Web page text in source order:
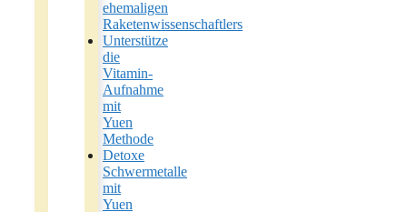
ehemaligen
Raketenwissenschaftlers
Unterstütze
die
Vitamin-
Aufnahme
mit
Yuen
Methode
Detoxe
Schwermetalle
mit
Yuen